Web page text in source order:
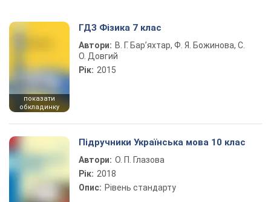
показати
обкладинку
ГДЗ Фізика 7 клас
Автори: В. Г. Бар’яхтар, Ф. Я. Божинова, С.
О. Довгий
Рік: 2015
Підручники Українська мова 10 клас
Автори: О. П. Глазова
Рік: 2018
Опис: Рівень стандарту